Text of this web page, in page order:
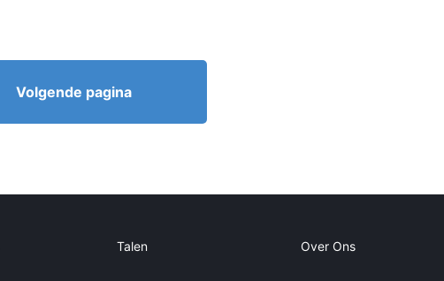
Volgende pagina
Talen Over Ons